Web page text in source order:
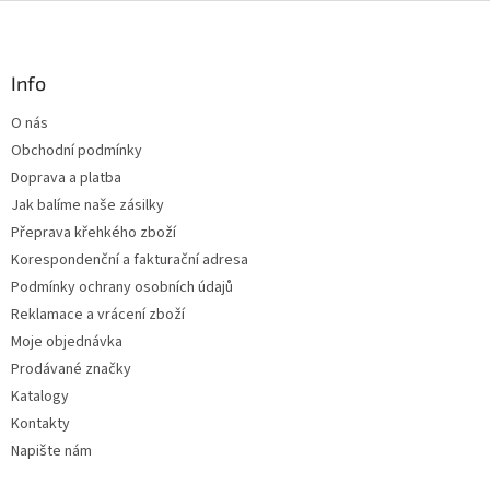
Info
O nás
Obchodní podmínky
Doprava a platba
Jak balíme naše zásilky
Přeprava křehkého zboží
Korespondenční a fakturační adresa
Podmínky ochrany osobních údajů
Reklamace a vrácení zboží
Moje objednávka
Prodávané značky
Katalogy
Kontakty
Napište nám